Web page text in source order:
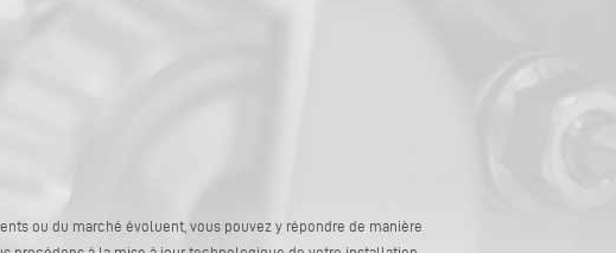
ou du marché évoluent, vous pouvez y répondre de manière